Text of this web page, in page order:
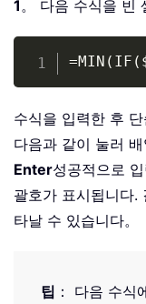
1。 다음 수식을 빈
수식을 입력한 후
다음과 같이 눌러 배
Enter성공적으로
괄호가 표시됩니다.
타날 수 있습니다。
팁 ： 다음 수식